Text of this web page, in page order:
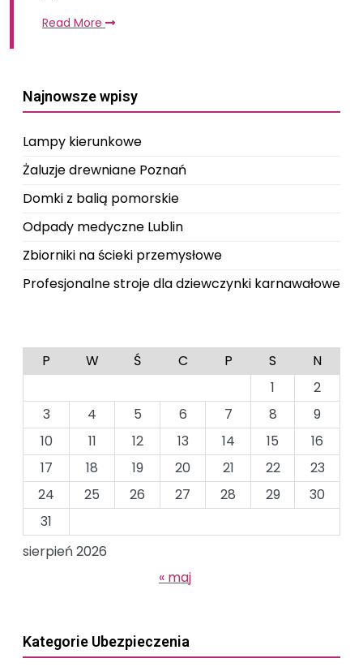
Read More
Najnowsze wpisy
Lampy kierunkowe
Żaluzje drewniane Poznań
Domki z balią pomorskie
Odpady medyczne Lublin
Zbiorniki na ścieki przemysłowe
Profesjonalne stroje dla dziewczynki karnawałowe
sierpień 2026
P W Ś C P S
N
1
2
3
4 5 6 7 8
9
10
11 12 13 14 15
16
17
18 19 20 21 22
23
24
25 26 27 28 29
30
31
« maj
Kategorie Ubezpieczenia